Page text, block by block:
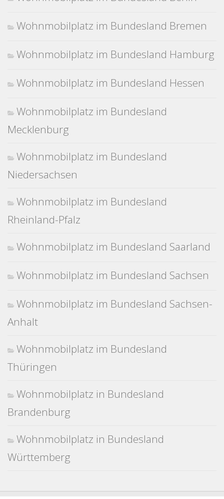
Wohnmobilplatz im Bundesland Bremen
Wohnmobilplatz im Bundesland Hamburg
Wohnmobilplatz im Bundesland Hessen
Wohnmobilplatz im Bundesland
Mecklenburg
Wohnmobilplatz im Bundesland
Niedersachsen
Wohnmobilplatz im Bundesland
Rheinland-Pfalz
Wohnmobilplatz im Bundesland Saarland
Wohnmobilplatz im Bundesland Sachsen
Wohnmobilplatz im Bundesland Sachsen-
Anhalt
Wohnmobilplatz im Bundesland
Thüringen
Wohnmobilplatz in Bundesland
Brandenburg
Wohnmobilplatz in Bundesland
Württemberg